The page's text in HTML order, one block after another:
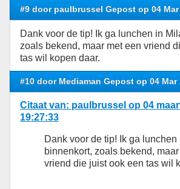
#9 door paulbrussel Gepost op 04 Mar
Dank voor de tip! Ik ga lunchen in
zoals bekend, maar met een vriend
tas wil kopen daar.
#10 door Mediaman Gepost op 04 Mar
Citaat van: paulbrussel op 04
19:27:33
Dank voor de tip! Ik ga lunchen
binnenkort, zoals bekend,
vriend die juist ook een tas wil